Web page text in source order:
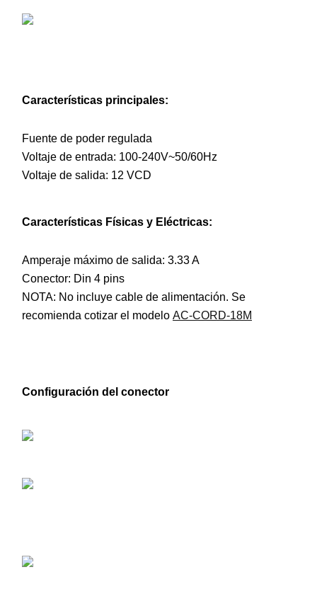
Características principales:
Fuente de poder regulada
Voltaje de entrada: 100-240V~50/60Hz
Voltaje de salida: 12 VCD
Características Físicas y Eléctricas:
Amperaje máximo de salida: 3.33 A
Conector: Din 4 pins
NOTA: No incluye cable de alimentación. Se
recomienda cotizar el modelo AC-CORD-18M
Configuración del conector